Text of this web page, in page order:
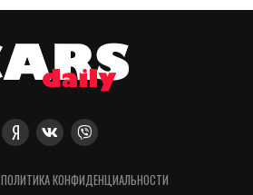
ПОЛИТИКА КОНФИДЕНЦИАЛЬНОСТИ